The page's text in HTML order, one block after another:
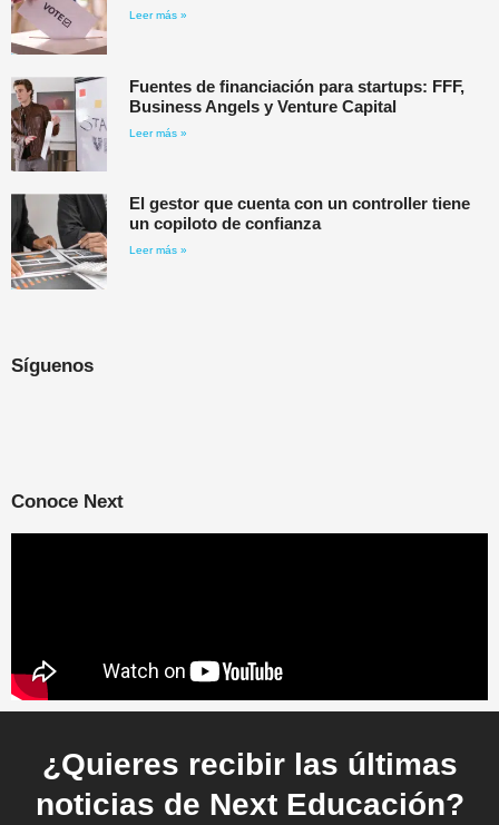
Leer más »
Fuentes de financiación para startups: FFF,
Business Angels y Venture Capital
Leer más »
El gestor que cuenta con un controller tiene
un copiloto de confianza
Leer más »
Síguenos
Conoce Next
¿Quieres recibir las últimas
noticias de Next Educación?